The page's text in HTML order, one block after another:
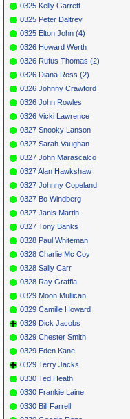
0325 Kelly Garrett
0325 Peter Daltrey
0325 Elton John (4)
0326 Howard Werth
0326 Rufus Thomas (2)
0326 Diana Ross (2)
0326 Johnny Crawford
0326 John Rowles
0326 Vicki Lawrence
0327 Snooky Lanson
0327 Sarah Vaughan
0327 John Marascalco
0327 Alan Hawkshaw
0327 Johnny Copeland
0327 Bo Windberg
0327 Janis Martin
0327 Tony Banks
0328 Paul Whiteman
0328 Charlie Mc Coy
0328 Sally Carr
0328 Ray Graffia
0329 Moon Mullican
0329 Camille Howard
0329 Dick Jacobs
0329 Chester Smith
0329 Eden Kane
0329 Terry Jacks
0330 Ted Heath
0330 Frankie Laine
0330 Bill Farrell